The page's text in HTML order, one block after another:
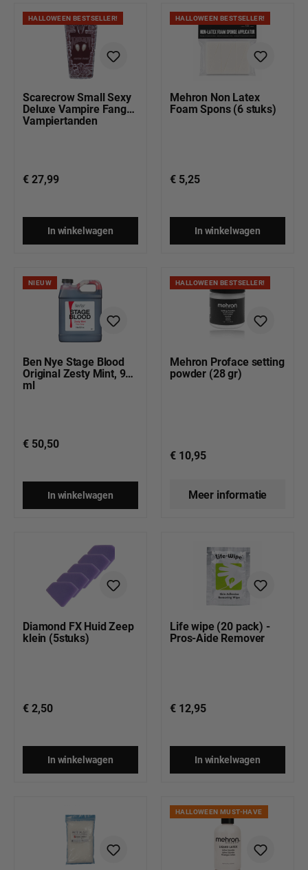
HALLOWEEN BESTSELLER!
Scarecrow Small Sexy
Deluxe Vampire Fangs |
Vampiertanden
€ 27,99
In winkelwagen
HALLOWEEN BESTSELLER!
Mehron Non Latex
Foam Spons (6 stuks)
€ 5,25
In winkelwagen
NIEUW
Ben Nye Stage Blood
Original Zesty Mint, 946
ml
€ 50,50
In winkelwagen
HALLOWEEN BESTSELLER!
Mehron Proface setting
powder (28 gr)
€ 10,95
Meer informatie
Diamond FX Huid Zeep
klein (5stuks)
€ 2,50
In winkelwagen
Life wipe (20 pack) -
Pros-Aide Remover
€ 12,95
In winkelwagen
HALLOWEEN MUST-HAVE